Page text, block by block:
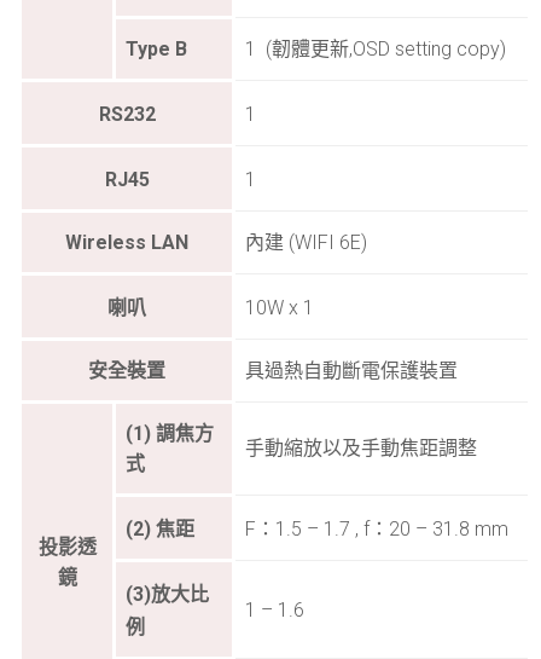
Type B 1 (韌體更新,OSD setting copy)
RS232 1
RJ45 1
Wireless LAN 內建 (WIFI 6E)
喇叭 10W x 1
安全裝置 具過熱自動斷電保護裝置
投影透
鏡
(1) 調焦方
式
手動縮放以及手動焦距調整
(2) 焦距 F：1.5 – 1.7 , f：20 – 31.8 mm
(3)放大比
例
1 – 1.6